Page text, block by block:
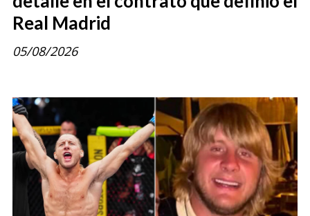
Real Madrid
05/08/2026